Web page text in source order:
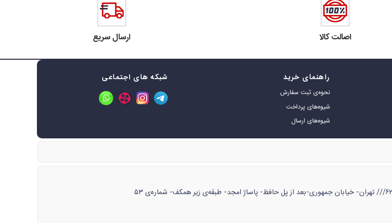
اصالت کالا ارسال سریع
راهنمای خرید
نحوه‌ی ثبت سفارش
شیوه‌های پرداخت
شیوه‌های ارسال
شبکه های اجتماعی